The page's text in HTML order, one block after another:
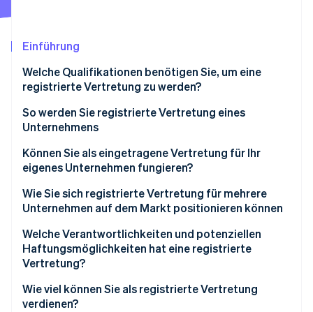
CO₂-Entnahme
Identity
Online-Identitätsprüfung
Stripe-Sessions 2026
Erfahren Sie, wie Stripe Lösungen für
Jetzt ansehen
Einführung
Welche Qualifikationen benötigen Sie, um eine
registrierte Vertretung zu werden?
So werden Sie registrierte Vertretung eines
Unternehmens
Für bestehende Unternehmen
Für neue Unternehmen
Können Sie als eingetragene Vertretung für Ihr
eigenes Unternehmen fungieren?
Wie Sie sich registrierte Vertretung für mehrere
Unternehmen auf dem Markt positionieren können
Bauen Sie eine vertrauenswürdige Online-Präsenz
auf
Lokale Netzwerke nutzen
Bieten Sie Unternehmen einen klaren Mehrwert
Welche Verantwortlichkeiten und potenziellen
Haftungsmöglichkeiten hat eine registrierte
Vertretung?
Wie viel können Sie als registrierte Vertretung
verdienen?